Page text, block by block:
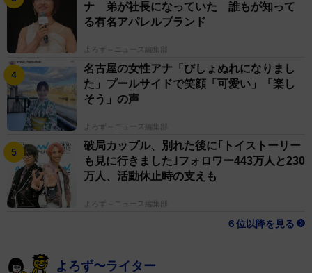
ナ 弟が社長になっていた 誰もが知って
る有名アパレルブランド
よろず～ニュース編集部
名古屋の女性アナ「びしょぬれになりまし
た」プールサイドで笑顔「可愛い」「楽し
そう」の声
よろず～ニュース編集部
破局カップル、別れた後に｢トイストーリー
も見に行きました｣フォロワー443万人と230
万人、活動休止時の支えも
よろず～ニュース編集部
６位以降を見る
よろず〜ライター